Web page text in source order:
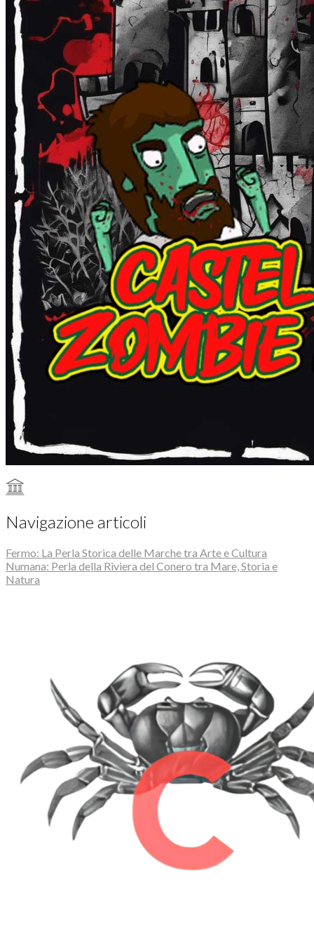
Navigazione articoli
Fermo: La Perla Storica delle Marche tra Arte e Cultura
Numana: Perla della Riviera del Conero tra Mare, Storia e
Natura